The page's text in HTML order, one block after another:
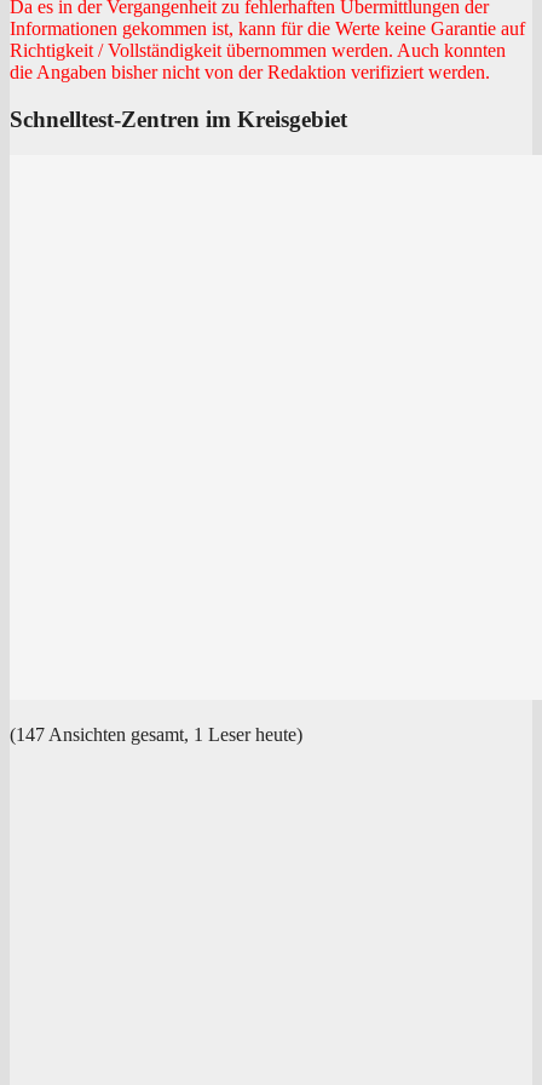
Da es in der Ver­gan­gen­heit zu feh­ler­haf­ten Über­mitt­lun­gen der
Infor­ma­tio­nen gekom­men ist, kann für die Wer­te kei­ne Garan­tie auf
Rich­tig­keit / Voll­stän­dig­keit über­nom­men wer­den. Auch konn­ten
die Anga­ben bis­her nicht von der Redak­ti­on veri­fi­ziert werden.
Schnelltest-Zentren im Kreisgebiet
(147 Ansich­ten gesamt, 1 Leser heute)